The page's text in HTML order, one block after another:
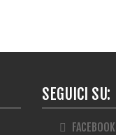
SEGUICI SU:
FACEBOOK